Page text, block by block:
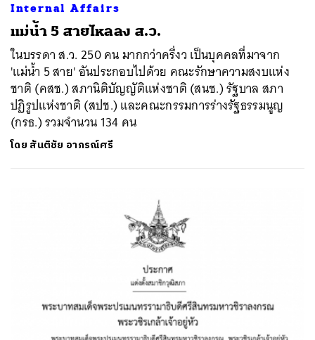
Internal Affairs
แม่น้ำ 5 สายไหลลง ส.ว.
ในบรรดา ส.ว. 250 คน มากกว่าครึ่งว เป็นบุคคลที่มาจาก
'แม่น้ำ 5 สาย' อันประกอบไปด้วย คณะรักษาความสงบแห่ง
ชาติ (คสช.) สภานิติบัญญัติแห่งชาติ (สนช.) รัฐบาล สภา
ปฏิรูปแห่งชาติ (สปช.) และคณะกรรมการร่างรัฐธรรมนูญ
(กรธ.) รวมจำนวน 134 คน
โดย สันติชัย อาภรณ์ศรี